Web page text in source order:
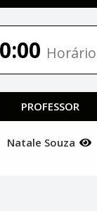
PROFESSOR
Natale Souza